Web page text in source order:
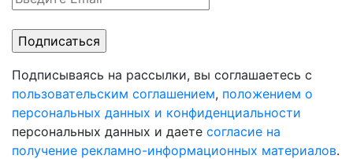
Подписываясь на рассылки, вы соглашаетесь с
пользовательским соглашением, положением о
персональных данных и конфиденциальности
персональных данных и даете согласие на
получение рекламно-информационных материалов.